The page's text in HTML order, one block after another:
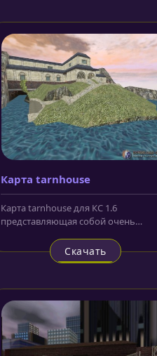
Карта tarnhouse
Карта tarnhouse для КС 1.6
представляющая собой очень
мостом через...Скачать